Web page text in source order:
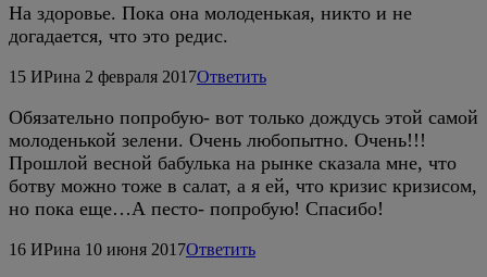
На здоровье. Пока она молоденькая, никто и не
догадается, что это редис.
15 ИРина 2 февраля 2017Ответить
Обязательно попробую- вот только дождусь этой самой
молоденькой зелени. Очень любопытно. Очень!!!
Прошлой весной бабулька на рынке сказала мне, что
ботву можно тоже в салат, а я ей, что кризис кризисом,
но пока еще…А песто- попробую! Спасибо!
16 ИРина 10 июня 2017Ответить